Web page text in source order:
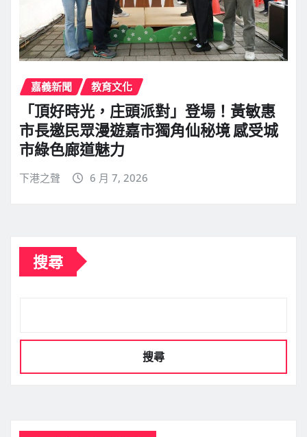
嘉義新聞 教育文化
「頂好時光，庄頭派對」登場！黃敏惠
市長邀民眾漫遊嘉市獨角仙秘境 感受城
市綠色廊道魅力
下港之聲 6 月 7, 2026
搜尋
搜尋